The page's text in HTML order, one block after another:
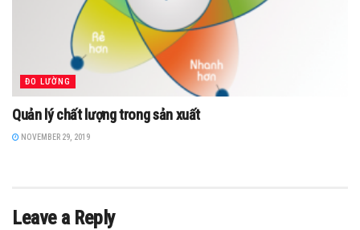
ĐO LƯỜNG
Quản lý chất lượng trong sản xuất
NOVEMBER 29, 2019
Leave a Reply